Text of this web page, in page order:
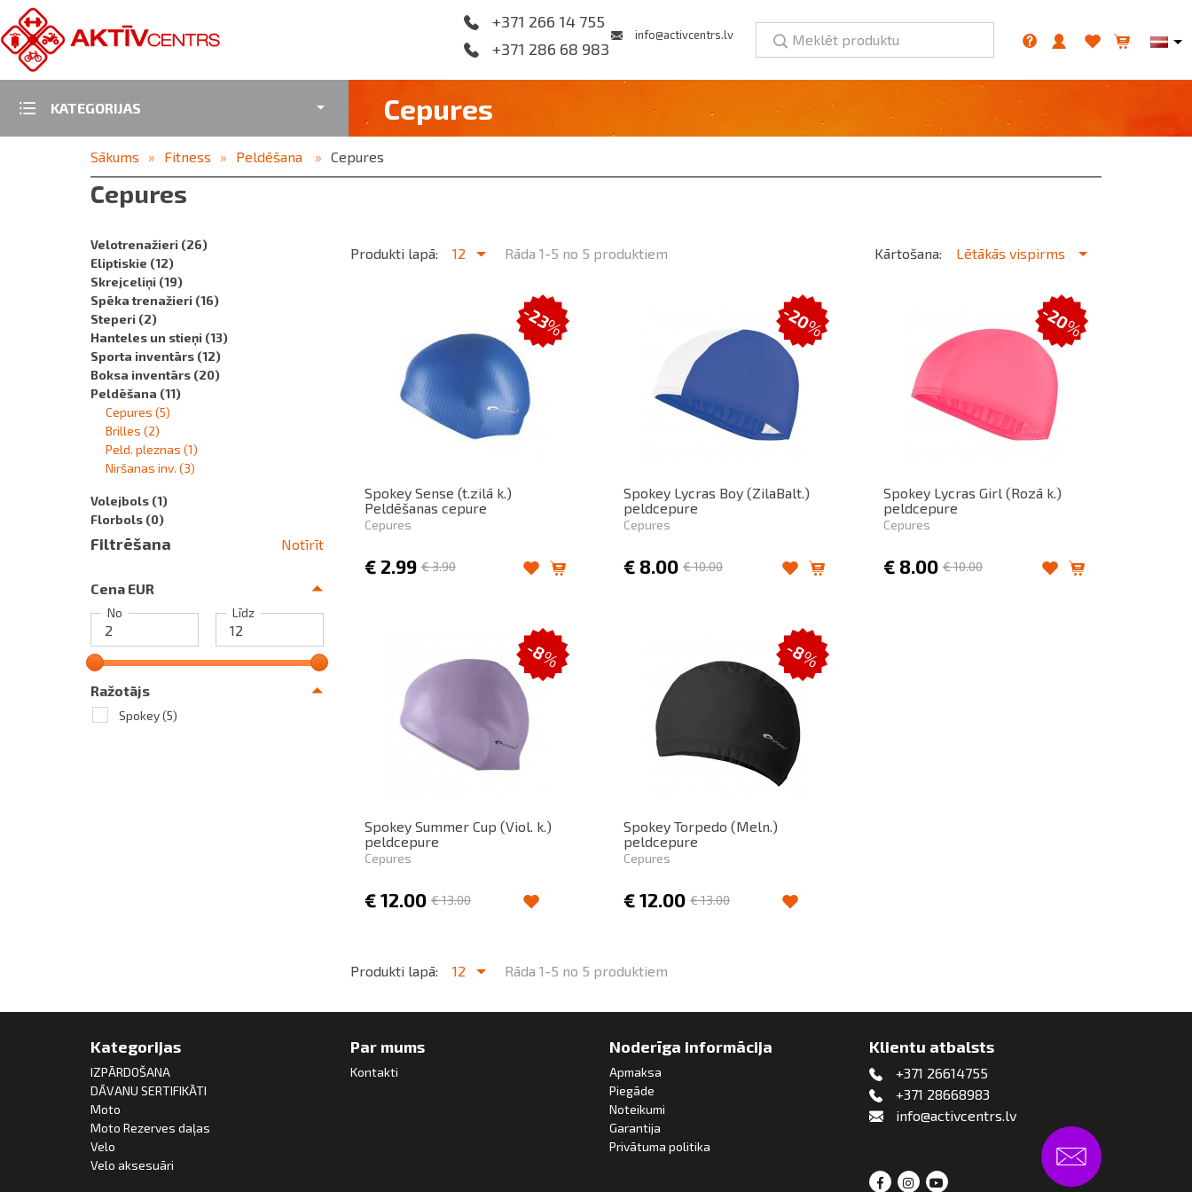
+371 266 14 755
info@activcentrs.lv
+371 286 68 983 Meklēt produktu
KATEGORIJAS Cepures
Sākums Fitness Peldēšana Cepures
Cepures
Velotrenažieri (26)
Eliptiskie (12)
Skrejceliņi (19)
Spēka trenažieri (16)
Steperi (2)
Hanteles un stieņi (13)
Sporta inventārs (12)
Boksa inventārs (20)
Peldēšana (11)
Cepures (5)
Brilles (2)
Peld. pleznas (1)
Niršanas inv. (3)
Volejbols (1)
Florbols (0)
Filtrēšana Notīrīt
Cena EUR
No Līdz
Ražotājs
Spokey(5)
Produkti lapā: 12 Rāda 1-5 no 5 produktiem Kārtošana: Lētākās vispirms
Spokey Sense (t.zilā k.)
Peldēšanas cepure
Cepures
€ 2.99 €3.90
-23%
Spokey Lycras Boy (ZilaBalt.)
peldcepure
Cepures
€ 8.00 €10.00
-20%
Spokey Lycras Girl (Rozā k.)
peldcepure
Cepures
€ 8.00 €10.00
-20%
Spokey Summer Cup (Viol. k.)
peldcepure
Cepures
€ 12.00 €13.00
-8%
Spokey Torpedo (Meln.)
peldcepure
Cepures
€12.00 €13.00
-8%
Produkti lapā: 12 Rāda 1-5 no 5 produktiem
Kategorijas
IZPĀRDOŠANA
DĀVANU SERTIFIKĀTI
Moto
Moto Rezerves daļas
Velo
Velo aksesuāri
Par mums
Kontakti
Noderīga informācija
Apmaksa
Piegāde
Noteikumi
Garantija
Privātuma politika
Klientu atbalsts
+371 26614755
+371 28668983
info@activcentrs.lv